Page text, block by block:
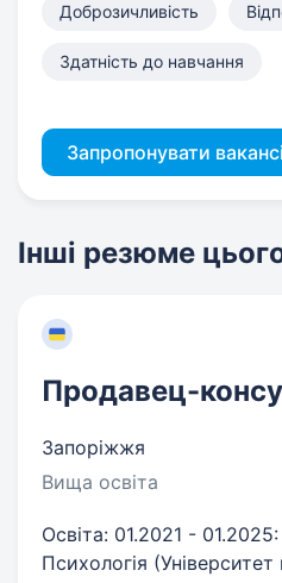
Доброзичливість
Здатність до навчання
Запропонувати
Інші резюме
Продавец-
Запоріжжя
Вища освіта
Освіта: 01.2021 - 01.2025:
Психологія